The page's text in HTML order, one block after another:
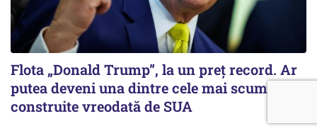
Flota „Donald Trump”, la un preț record. Ar
putea deveni una dintre cele mai scumpe
construite vreodată de SUA